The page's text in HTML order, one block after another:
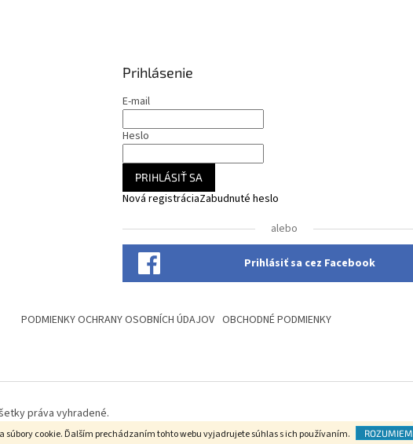
súbory cookie. Ďalším prechádzaním tohto webu vyjadrujete súhlas s ich používaním. ROZUMIEM
Prihlásenie
E-mail
Heslo
PRIHLÁSIŤ SA
Nová registráciaZabudnuté heslo
alebo
Prihlásiť sa cez Facebook
PODMIENKY OCHRANY OSOBNÍCH ÚDAJOV OBCHODNÉ PODMIENKY
práva vyhradené.